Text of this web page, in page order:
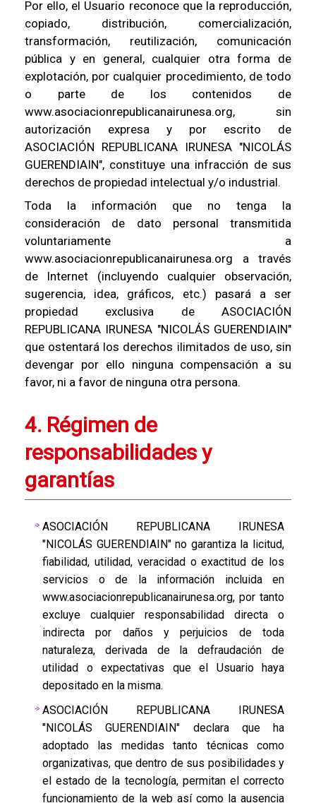
Por ello, el Usuario reconoce que la reproducción,
copiado, distribución, comercialización,
transformación, reutilización, comunicación
pública y en general, cualquier otra forma de
explotación, por cualquier procedimiento, de todo
o parte de los contenidos de
www.asociacionrepublicanairunesa.org, sin
autorización expresa y por escrito de
ASOCIACIÓN REPUBLICANA IRUNESA "NICOLÁS
GUERENDIAIN", constituye una infracción de sus
derechos de propiedad intelectual y/o industrial.
Toda la información que no tenga la
consideración de dato personal transmitida
voluntariamente a
www.asociacionrepublicanairunesa.org a través
de Internet (incluyendo cualquier observación,
sugerencia, idea, gráficos, etc.) pasará a ser
propiedad exclusiva de ASOCIACIÓN
REPUBLICANA IRUNESA "NICOLÁS GUERENDIAIN"
que ostentará los derechos ilimitados de uso, sin
devengar por ello ninguna compensación a su
favor, ni a favor de ninguna otra persona.
4. Régimen de
responsabilidades y
garantías
ASOCIACIÓN REPUBLICANA IRUNESA
"NICOLÁS GUERENDIAIN" no garantiza la licitud,
fiabilidad, utilidad, veracidad o exactitud de los
servicios o de la información incluida en
www.asociacionrepublicanairunesa.org, por tanto
excluye cualquier responsabilidad directa o
indirecta por daños y perjuicios de toda
naturaleza, derivada de la defraudación de
utilidad o expectativas que el Usuario haya
depositado en la misma.
ASOCIACIÓN REPUBLICANA IRUNESA
"NICOLÁS GUERENDIAIN" declara que ha
adoptado las medidas tanto técnicas como
organizativas, que dentro de sus posibilidades y
el estado de la tecnología, permitan el correcto
funcionamiento de la web así como la ausencia